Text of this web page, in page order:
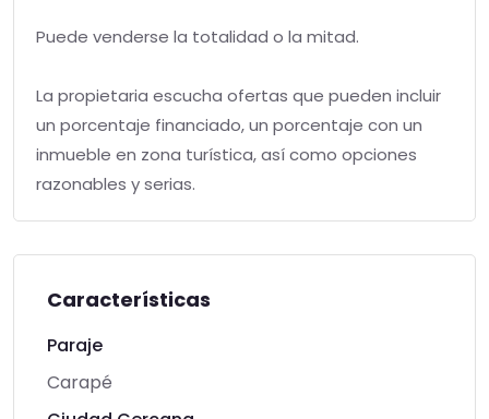
Puede venderse la totalidad o la mitad.
La propietaria escucha ofertas que pueden incluir
un porcentaje financiado, un porcentaje con un
inmueble en zona turística, así como opciones
razonables y serias.
Características
Paraje
Carapé